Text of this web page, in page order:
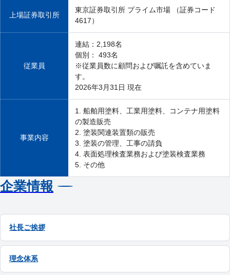
上場証券取引所
東京証券取引所 プライム市場 （証券コード
4617）
従業員
連結：2,198名
個別： 493名
※従業員数に顧問および嘱託を含めていま
す。
2026年3月31日 現在
事業内容
1. 船舶用塗料、工業用塗料、コンテナ用塗料
の製造販売
2. 塗装関連装置類の販売
3. 塗装の管理、工事の請負
4. 表面処理検査業務および塗装検査業務
5. その他
企業情報
社長ご挨拶
理念体系